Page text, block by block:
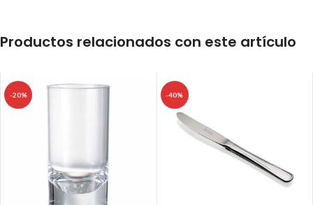
Productos relacionados con este artículo
-20% -40%